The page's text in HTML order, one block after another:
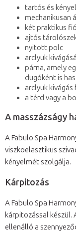
tartós és
mechanikusan
két praktikus
ajtós
nyitott polc
arclyuk
párna, amely
dugóként is
arclyuk
a térd vagy a
A masszázságy
A Fabulo Spa
viszkoelasztikus
kényelmét szolgálja.
Kárpitozás
A Fabulo Spa
kárpitozással készül.
ellenálló a